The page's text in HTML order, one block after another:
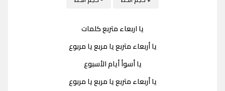
يا اربعاء متربع كلمات
يا أربعاء متربع يا مربع يا مربوع
يا أسوأ أيام الأسبوع
يا أربعاء متربع يا مربع يا مربوع